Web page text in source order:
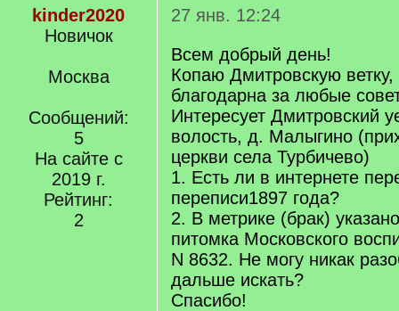
kinder2020
Новичок
Москва
Сообщений:
5
На сайте с
2019 г.
Рейтинг:
2
27 янв. 12:24
Всем добрый день!
Копаю Дмитровскую ветку,
благодарна за любые
Интересует Дмитровский
волость, д. Малыгино
церкви села Турбичево)
1. Есть ли в интернете
переписи1897 года?
2. В метрике (брак)
питомка Московского
N 8632. Не могу никак
дальше искать?
Спасибо!